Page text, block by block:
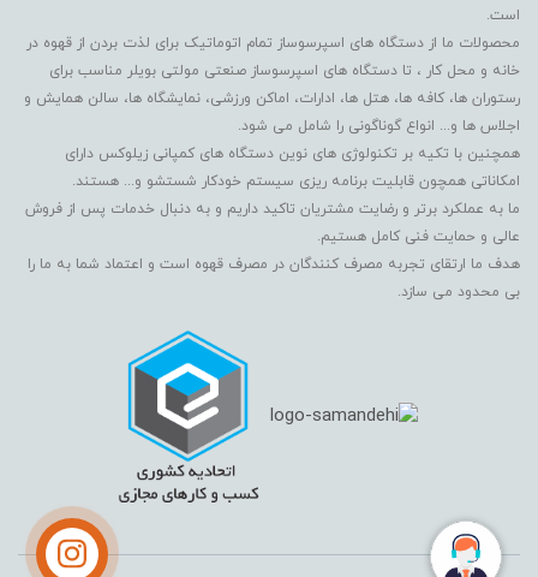
است.
محصولات ما از دستگاه های اسپرسوساز تمام اتوماتیک برای لذت بردن از قهوه در
خانه و محل کار ، تا دستگاه های اسپرسوساز صنعتی مولتی بویلر مناسب برای
رستوران ها، کافه ها، هتل ها، ادارات، اماکن ورزشی، نمایشگاه ها، سالن همایش و
اجلاس ها و... انواع گوناگونی را شامل می شود.
همچنین با تکیه بر تکنولوژی های نوین دستگاه های کمپانی زیلوکس دارای
امکاناتی همچون قابلیت برنامه ریزی سیستم خودکار شستشو و... هستند.
ما به عملکرد برتر و رضایت مشتریان تاکید داریم و به دنبال خدمات پس از فروش
عالی و حمایت فنی کامل هستیم.
هدف ما ارتقای تجربه مصرف کنندگان در مصرف قهوه است و اعتماد شما به ما را
بی محدود می سازد.